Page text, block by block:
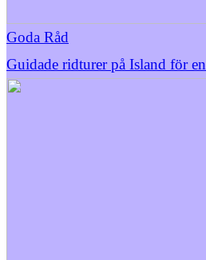
Goda Råd
Guidade ridturer på Island för